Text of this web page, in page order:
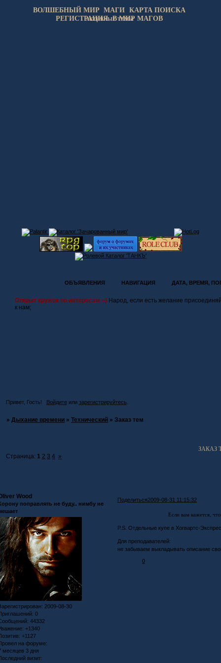
ВОЛШЕБНЫЙ МИР МАГИ КАРТА ПОИСКА
РЕГИСТРАЦИЯ В МИР МАГОВ
АКТИВНЫЕ ТЕМЫ
ОБЪЯВЛЕНИЯ НАВИГАЦИЯ ДАТА, ВРЕМЯ,
Открыт кружок по интересам =) Народ, если есть желание
к нам;
Привет, Гость! Войдитеили зарегистрируйтесь
»Дыхание времени »Технический »Заказ тем
ЗАКАЗ
Страница: 1 2 3 4 »
Поделиться2009-08-31 11:15:32
Wood
поправлять не буду.. нимбу не
: 2009-08-30
0
44332
+1340
+1127
на форуме:
месяцев 3 дня
визит:
Если вам кажется,
P.S. Отдельные купе в Хогвартс-
Для преподавателей:
не забываем выкладывать описание
0